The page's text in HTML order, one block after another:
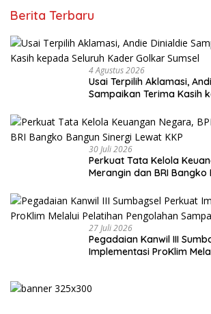
Berita Terbaru
4 Agustus 2026
Usai Terpilih Aklamasi,
Sampaikan Terima Kasih
30 Juli 2026
Perkuat Tata Kelola
Merangin dan BRI Bangko
27 Juli 2026
Pegadaian Kanwil III
Implementasi ProKlim